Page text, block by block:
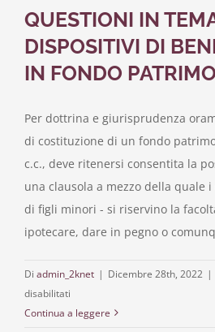
LA
PREMATRIMONIALE?
QUESTIONI IN
DISPOSITIVI DI
IN FONDO
Per dottrina e giurisprudenza
di costituzione di un fondo
c.c., deve ritenersi consentita la
una clausola a mezzo della quale
di figli minori - si riservino la
ipotecare, dare in pegno o
Di admin_2knet | Dicembre 28th, 2022 |
disabilitati
QUESTIONI
Continua a leggere